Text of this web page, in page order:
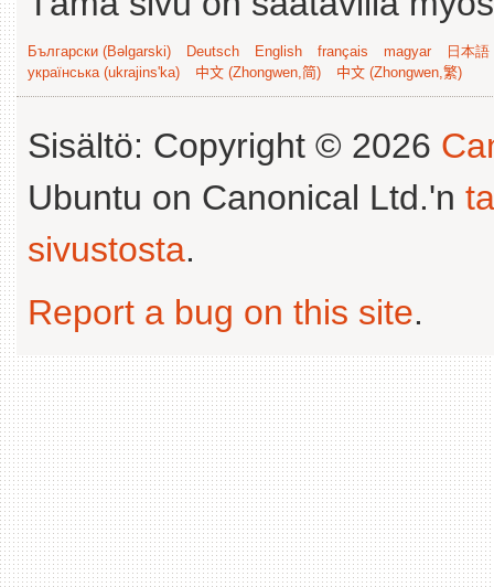
Български (Bəlgarski) Deutsch English français magyar
日本
українська (ukrajins'ka)
中文 (Zhongwen,简) 中文 (Zhongwen,繁)
Sisältö: Copyright © 2026
Ubuntu on Canonical Ltd.'n
sivustosta.
Report a bug on this site.